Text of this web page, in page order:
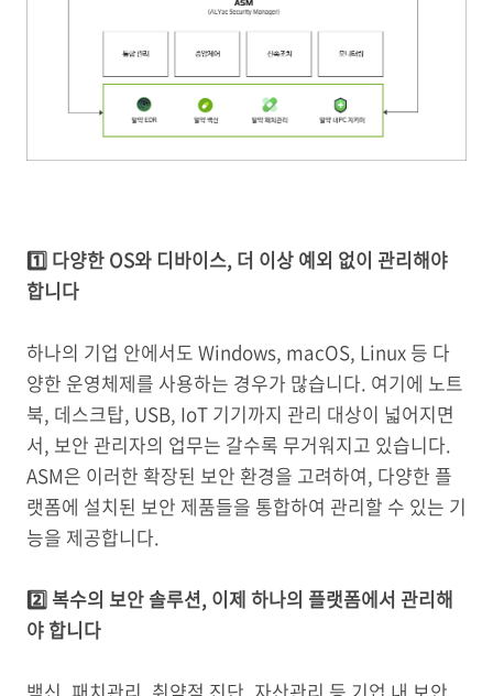
1️⃣ 다양한 OS와 디바이스, 더 이상 예외 없이 관리해야
합니다
하나의 기업 안에서도 Windows, macOS, Linux 등 다
양한 운영체제를 사용하는 경우가 많습니다. 여기에 노트
북, 데스크탑, USB, IoT 기기까지 관리 대상이 넓어지면
서, 보안 관리자의 업무는 갈수록 무거워지고 있습니다.
ASM은 이러한 확장된 보안 환경을 고려하여, 다양한 플
랫폼에 설치된 보안 제품들을 통합하여 관리할 수 있는 기
능을 제공합니다.
2️⃣ 복수의 보안 솔루션, 이제 하나의 플랫폼에서 관리해
야 합니다